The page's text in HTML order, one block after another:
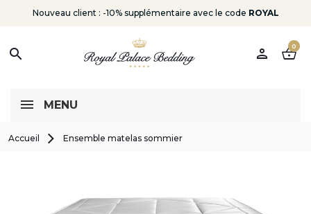
Nouveau client : -10% supplémentaire avec le code ROYAL
search person shopping_basket
0
MENU
Accueil Ensemble matelas sommier